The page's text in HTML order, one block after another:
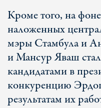
Кроме того, на
наложенных
мэры Стамбула и
и Мансур Яваш
кандидатами в
конкуренцию
результатам их